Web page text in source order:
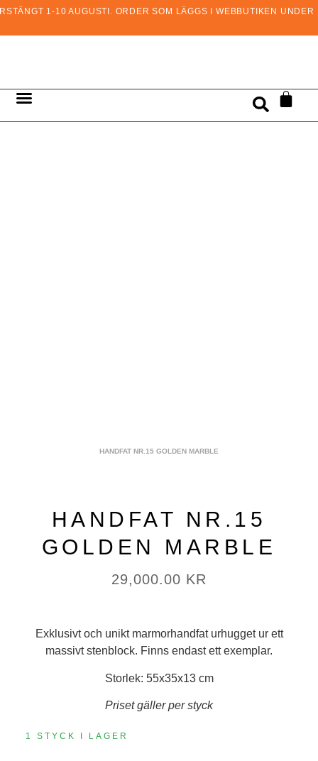
1-10 AUGUSTI. ORDER SOM LÄGGS I WEBBUTIKEN
HANDFAT NR.15 GOLDEN MARBLE
HANDFAT NR.15
GOLDEN MARBLE
29,000.00 KR
Exklusivt och unikt marmorhandfat urhugget ur ett
massivt stenblock. Finns endast ett exemplar.
Storlek: 55x35x13 cm
Priset gäller per styck
1 STYCK I LAGER